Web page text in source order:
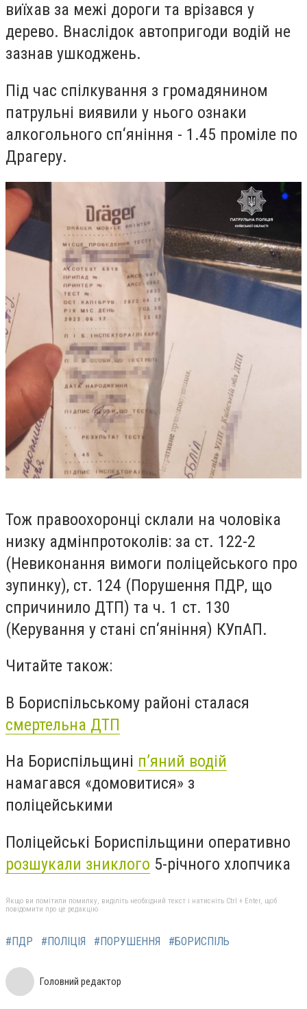
виїхав за межі дороги та врізався у
дерево. Внаслідок автопригоди водій не
зазнав ушкоджень.
Під час спілкування з громадянином
патрульні виявили у нього ознаки
алкогольного сп‘яніння - 1.45 проміле по
Драгеру.
Тож правоохоронці склали на чоловіка
низку адмінпротоколів: за ст. 122-2
(Невиконання вимоги поліцейського про
зупинку), ст. 124 (Порушення ПДР, що
спричинило ДТП) та ч. 1 ст. 130
(Керування у стані сп‘яніння) КУпАП.
Читайте також:
В Бориспільському районі сталася
смертельна ДТП
На Бориспільщині п’яний водій
намагався «домовитися» з
поліцейськими
Поліцейські Бориспільщини оперативно
розшукали зниклого 5-річного хлопчика
Якщо ви помітили помилку, виділіть необхідний текст і натисніть Ctrl + Enter, щоб
повідомити про це редакцію
#ПДР #ПОЛІЦІЯ #ПОРУШЕННЯ #БОРИСПІЛЬ
Головний редактор